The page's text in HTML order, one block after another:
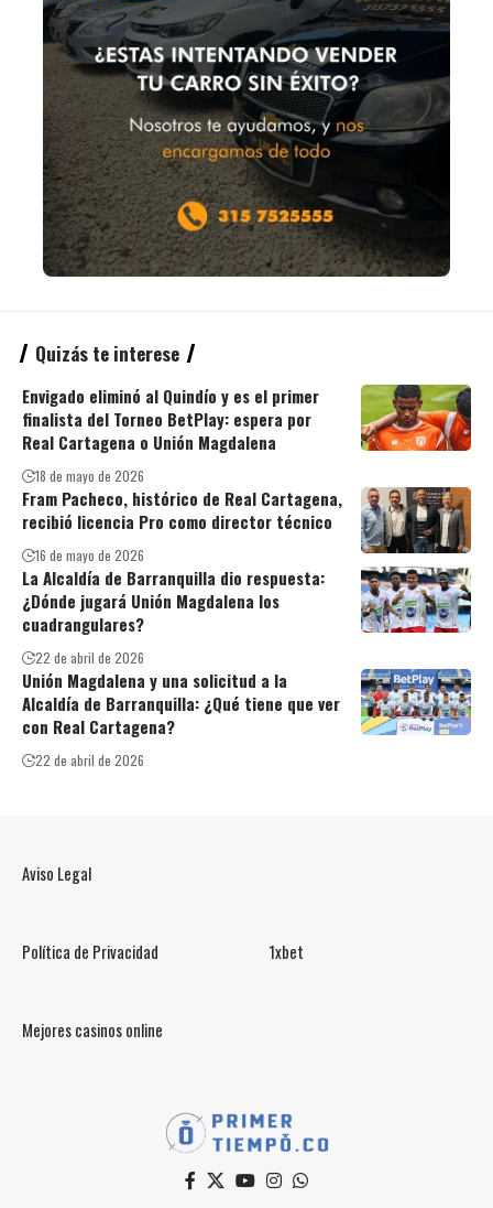
Quizás te interese
Envigado eliminó al Quindío y es el primer
finalista del Torneo BetPlay: espera por
Real Cartagena o Unión Magdalena
18 de mayo de 2026
Fram Pacheco, histórico de Real Cartagena,
recibió licencia Pro como director técnico
16 de mayo de 2026
La Alcaldía de Barranquilla dio respuesta:
¿Dónde jugará Unión Magdalena los
cuadrangulares?
22 de abril de 2026
Unión Magdalena y una solicitud a la
Alcaldía de Barranquilla: ¿Qué tiene que ver
con Real Cartagena?
22 de abril de 2026
Aviso Legal
Política de Privacidad 1xbet
Mejores casinos online